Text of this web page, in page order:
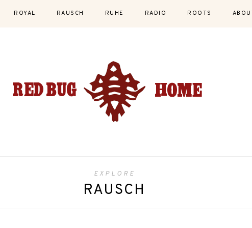
ROYAL RAUSCH RUHE RADIO ROOTS
EXPLORE
RAUSCH